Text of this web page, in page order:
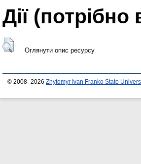
Дії ​​(потрібно
Оглянути опис ресурсу
© 2008–2026 Zhytomyr Ivan Franko State